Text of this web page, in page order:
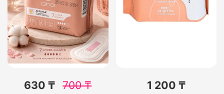
630 ₸ 700₸ 1 200 ₸